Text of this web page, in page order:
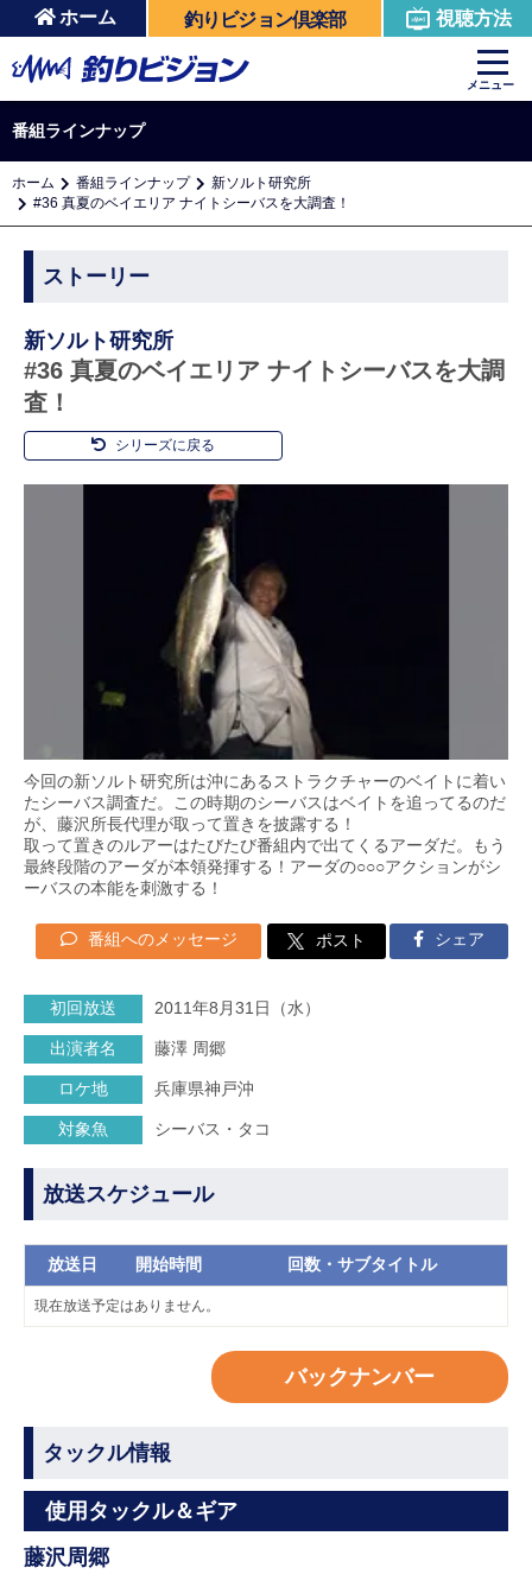
ホーム 釣りビジョン倶楽部 視聴方法
メニュー
番組ラインナップ
ホーム 番組ラインナップ
新ソルト研究所
#36 真夏のベイエリア ナイトシーバスを大調査！
ストーリー
新ソルト研究所
#36 真夏のベイエリア ナイトシーバスを大調
査！
シリーズに戻る
今回の新ソルト研究所は沖にあるストラクチャーのベイトに着い
たシーバス調査だ。この時期のシーバスはベイトを追ってるのだ
が、藤沢所長代理が取って置きを披露する！
取って置きのルアーはたびたび番組内で出てくるアーダだ。もう
最終段階のアーダが本領発揮する！アーダの○○○アクションがシ
ーバスの本能を刺激する！
番組へのメッセージ ポスト シェア
初回放送 2011年8月31日（水）
出演者名 藤澤 周郷
ロケ地 兵庫県神戸沖
対象魚 シーバス・タコ
放送スケジュール
放送日 開始時間 回数・サブタイトル
現在放送予定はありません。
バックナンバー
タックル情報
使用タックル＆ギア
藤沢周郷